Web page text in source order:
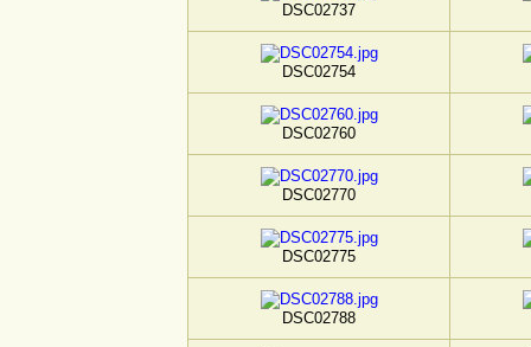
DSC02737
DSC02754
DSC02760
DSC02770
DSC02775
DSC02788